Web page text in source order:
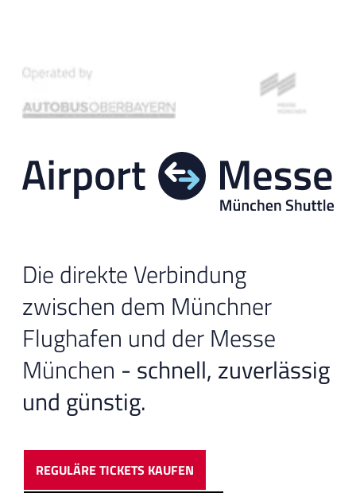
Die direkte Verbindung
zwischen dem Münchner
Flughafen und der Messe
München - schnell, zuverlässig
und günstig.
REGULÄRE TICKETS KAUFEN